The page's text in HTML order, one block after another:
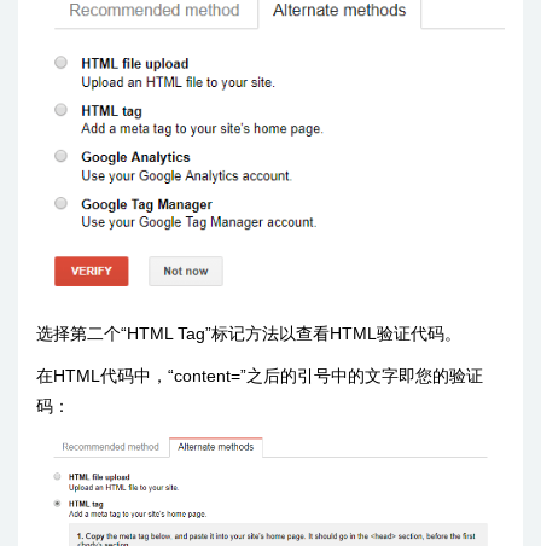
选择第二个“HTML Tag”标记方法以查看HTML验证代码。
在HTML代码中，“content=”之后的引号中的文字即您的验证
码：